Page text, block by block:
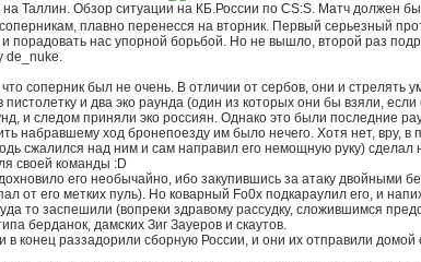
России по CS:S. Матч должен
плавно перенесся на вторник. Первый серьезный
порадовать нас упорной борьбой. Но не вышло, второй раз
de_nuke.
что соперник был не очень. В отличии от сербов, они и
пистолетку и два эко раунда (один из которых они бы взяли,
и следом приняли эко россиян. Однако это были последние
набравшему ход бронепоезду им было нечего. Хотя нет, вру,
сжалился над ним и сам направил его немощную руку) сделал
своей команды :D
его необычайно, ибо закупившись за атаку двойными
от его метких пуль). Но коварный Fo0x подкараулил его, и
то заспешили (вопреки здравому рассудку, сложившимся
берданок, дамских Зиг Зауеров и скаутов.
конец раззадорили сборную России, и они их отправили домой